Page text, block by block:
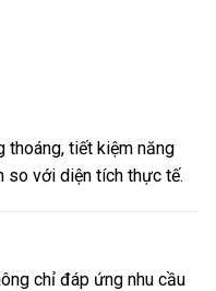
thoáng, tiết kiệm năng
so với diện tích thực tế.
chỉ đáp ứng nhu cầu